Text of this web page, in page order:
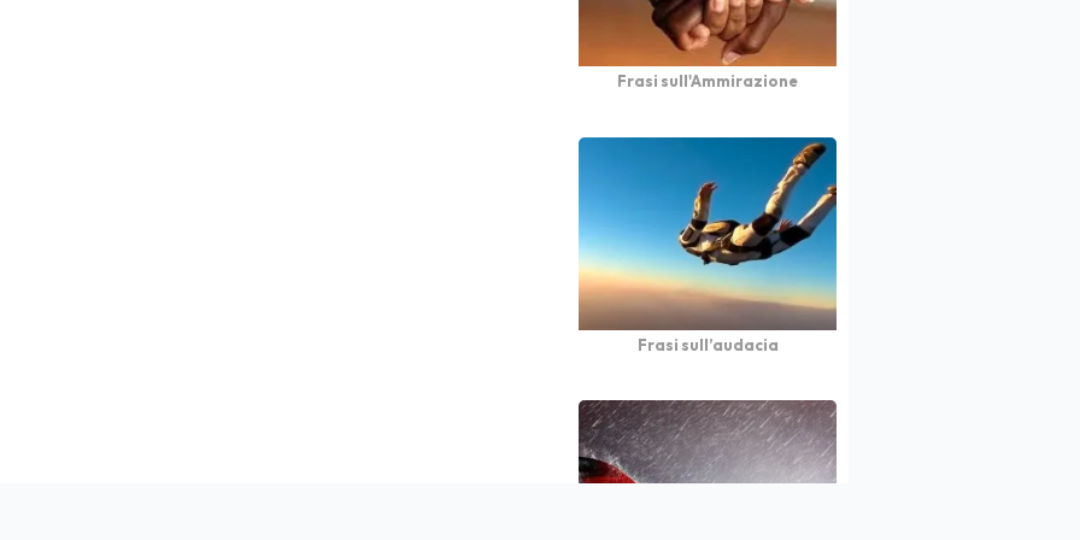
Frasi sull'Ammirazione
Frasi sull’audacia